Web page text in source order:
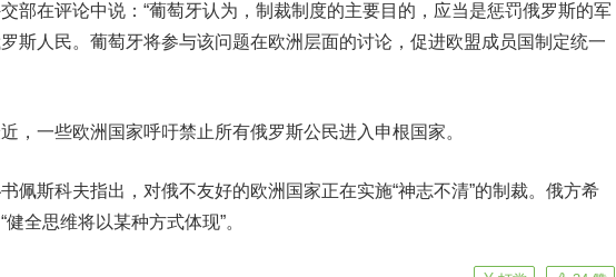
在评论中说：“葡萄牙认为，制裁制度的主要目的，应当是惩罚俄罗斯的军
斯人民。葡萄牙将参与该问题在欧洲层面的讨论，促进欧盟成员国制定统一
一些欧洲国家呼吁禁止所有俄罗斯公民进入申根国家。
斯科夫指出，对俄不友好的欧洲国家正在实施“神志不清”的制裁。俄方希
全思维将以某种方式体现”。